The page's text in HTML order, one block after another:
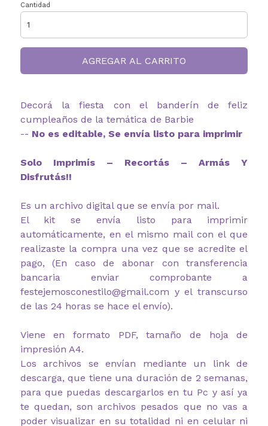
Cantidad
AGREGAR AL CARRITO
Decorá la fiesta con el banderín de feliz
cumpleaños de la temática de Barbie
-- No es editable, Se envía listo para imprimir
Solo Imprimís – Recortás – Armás Y
Disfrutás!!
Es un archivo digital que se envía por mail.
El kit se envía listo para imprimir
automáticamente, en el mismo mail con el que
realizaste la compra una vez que se acredite el
pago, (En caso de abonar con transferencia
bancaria enviar comprobante a
festejemosconestilo@gmail.com y el transcurso
de las 24 horas se hace el envío).
Viene en formato PDF, tamaño de hoja de
impresión A4.
Los archivos se envían mediante un link de
descarga, que tiene una duración de 2 semanas,
para que puedas descargarlos en tu Pc y así ya
te quedan, son archivos pesados que no vas a
poder visualizar en su totalidad ni en celular ni